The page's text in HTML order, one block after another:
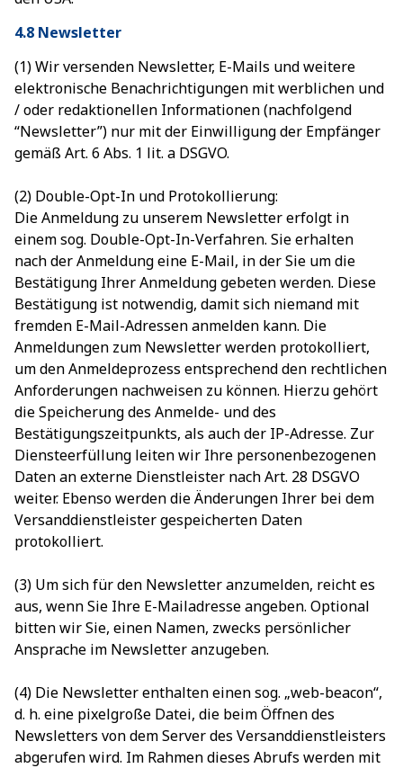
4.8 Newsletter
(1) Wir versenden Newsletter, E-Mails und weitere
elektronische Benachrichtigungen mit werblichen und
/ oder redaktionellen Informationen (nachfolgend
“Newsletter”) nur mit der Einwilligung der Empfänger
gemäß Art. 6 Abs. 1 lit. a DSGVO.
(2) Double-Opt-In und Protokollierung:
Die Anmeldung zu unserem Newsletter erfolgt in
einem sog. Double-Opt-In-Verfahren. Sie erhalten
nach der Anmeldung eine E-Mail, in der Sie um die
Bestätigung Ihrer Anmeldung gebeten werden. Diese
Bestätigung ist notwendig, damit sich niemand mit
fremden E-Mail-Adressen anmelden kann. Die
Anmeldungen zum Newsletter werden protokolliert,
um den Anmeldeprozess entsprechend den rechtlichen
Anforderungen nachweisen zu können. Hierzu gehört
die Speicherung des Anmelde- und des
Bestätigungszeitpunkts, als auch der IP-Adresse. Zur
Diensteerfüllung leiten wir Ihre personenbezogenen
Daten an externe Dienstleister nach Art. 28 DSGVO
weiter. Ebenso werden die Änderungen Ihrer bei dem
Versanddienstleister gespeicherten Daten
protokolliert.
(3) Um sich für den Newsletter anzumelden, reicht es
aus, wenn Sie Ihre E-Mailadresse angeben. Optional
bitten wir Sie, einen Namen, zwecks persönlicher
Ansprache im Newsletter anzugeben.
(4) Die Newsletter enthalten einen sog. „web-beacon“,
d. h. eine pixelgroße Datei, die beim Öffnen des
Newsletters von dem Server des Versanddienstleisters
abgerufen wird. Im Rahmen dieses Abrufs werden mit